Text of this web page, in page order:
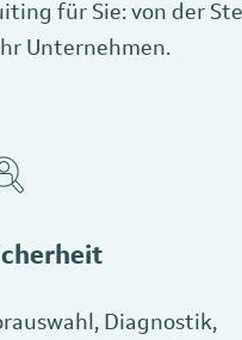
für Sie: von der
Unternehmen.
Diagnostik,